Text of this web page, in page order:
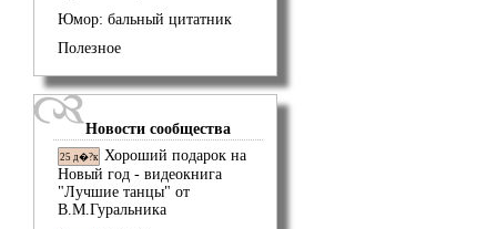
Юмор: бальный цитатник
Полезное
Новости сообщества
25 д�?к Хороший подарок на
Новый год - видеокнига
"Лучшие танцы" от
В.М.Гуральника